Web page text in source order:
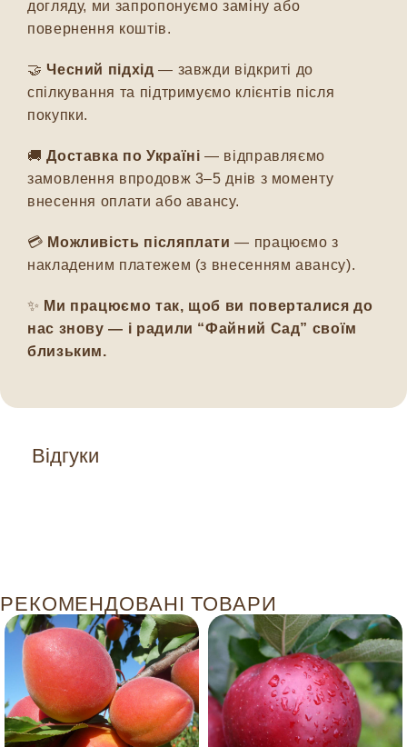
Відгуки
догляду, ми запропонуємо заміну або
повернення коштів.
🤝Чесний підхід — завжди відкриті до
спілкування та підтримуємо клієнтів після
покупки.
🚚Доставка по Україні — відправляємо
замовлення впродовж 3–5 днів з моменту
внесення оплати або авансу.
💳 Можливість післяплати — працюємо з
накладеним платежем (з внесенням авансу).
✨ Ми працюємо так, щоб ви поверталися до
нас знову — і радили “Файний Сад” своїм
близьким.
РЕКОМЕНДОВАНІ ТОВАРИ